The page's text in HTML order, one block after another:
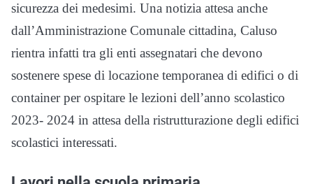
sicurezza dei medesimi. Una notizia attesa anche
dall’Amministrazione Comunale cittadina, Caluso
rientra infatti tra gli enti assegnatari che devono
sostenere spese di locazione temporanea di edifici o di
container per ospitare le lezioni dell’anno scolastico
2023- 2024 in attesa della ristrutturazione degli edifici
scolastici interessati.